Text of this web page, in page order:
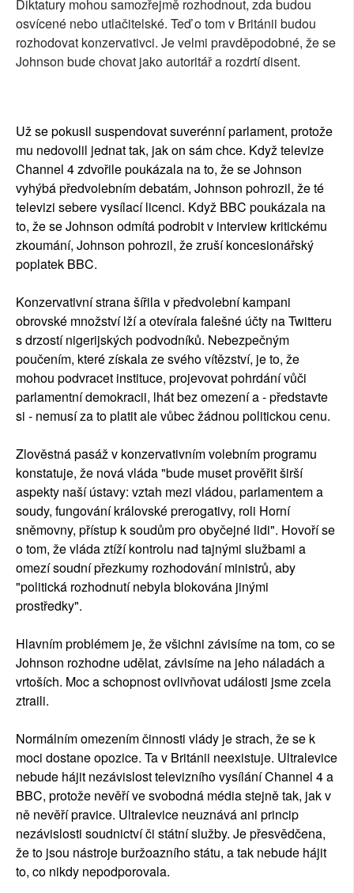
Diktatury mohou samozřejmě rozhodnout, zda budou
osvícené nebo utlačitelské. Teď o tom v Británii budou
rozhodovat konzervativci. Je velmi pravděpodobné, že se
Johnson bude chovat jako autoritář a rozdrtí disent.
Už se pokusil suspendovat suverénní parlament, protože
mu nedovolil jednat tak, jak on sám chce. Když televize
Channel 4 zdvořile poukázala na to, že se Johnson
vyhýbá předvolebním debatám, Johnson pohrozil, že té
televizi sebere vysílací licenci. Když BBC poukázala na
to, že se Johnson odmítá podrobit v interview kritickému
zkoumání, Johnson pohrozil, že zruší koncesionářský
poplatek BBC.
Konzervativní strana šířila v předvolební kampani
obrovské množství lží a otevírala falešné účty na Twitteru
s drzostí nigerijských podvodníků. Nebezpečným
poučením, které získala ze svého vítězství, je to, že
mohou podvracet instituce, projevovat pohrdání vůči
parlamentní demokracii, lhát bez omezení a - představte
si - nemusí za to platit ale vůbec žádnou politickou cenu.
Zlověstná pasáž v konzervativním volebním programu
konstatuje, že nová vláda "bude muset prověřit širší
aspekty naší ústavy: vztah mezi vládou, parlamentem a
soudy, fungování královské prerogativy, roli Horní
sněmovny, přístup k soudům pro obyčejné lidi". Hovoří se
o tom, že vláda ztíží kontrolu nad tajnými službami a
omezí soudní přezkumy rozhodování ministrů, aby
"politická rozhodnutí nebyla blokována jinými
prostředky".
Hlavním problémem je, že všichni závisíme na tom, co se
Johnson rozhodne udělat, závisíme na jeho náladách a
vrtoších. Moc a schopnost ovlivňovat události jsme zcela
ztraili.
Normálním omezením činnosti vlády je strach, že se k
moci dostane opozice. Ta v Británii neexistuje. Ultralevice
nebude hájit nezávislost televizního vysílání Channel 4 a
BBC, protože nevěří ve svobodná média stejně tak, jak v
ně nevěří pravice. Ultralevice neuznává ani princip
nezávislosti soudnictví či státní služby. Je přesvědčena,
že to jsou nástroje buržoazního státu, a tak nebude hájit
to, co nikdy nepodporovala.